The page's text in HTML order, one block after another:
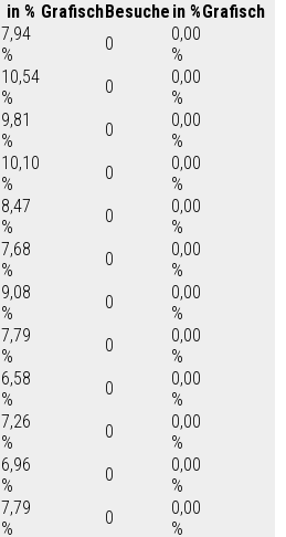
in % GrafischBesuche in %Grafisch
7,94
%
0
0,00
%
10,54
%
0
0,00
%
9,81
%
0
0,00
%
10,10
%
0
0,00
%
8,47
%
0
0,00
%
7,68
%
0
0,00
%
9,08
%
0
0,00
%
7,79
%
0
0,00
%
6,58
%
0
0,00
%
7,26
%
0
0,00
%
6,96
%
0
0,00
%
7,79
%
0
0,00
%